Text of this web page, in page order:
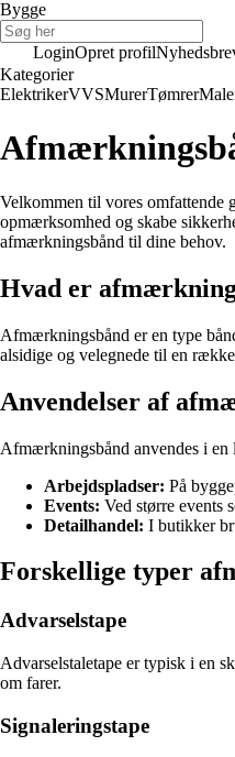
Bygge
LoginOpret profil
Kategorier
ElektrikerVVSMurerTømrer
Velkommen til vores omfattende
opmærksomhed og skabe
afmærkningsbånd til dine behov.
Hvad er
Afmærkningsbånd er en type
alsidige og velegnede til en
Anvendelser af
Afmærkningsbånd anvendes i en
Arbejdspladser: På
Events: Ved større events
Detailhandel: I butikker
Forskellige typer
Advarselstape
Advarselstaletape er typisk i en
om farer.
Signaleringstape